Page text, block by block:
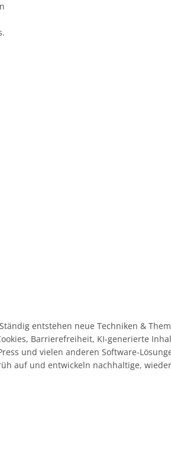
entstehen neue Techniken &
Barrierefreiheit, KI-generierte
und vielen anderen Software-
auf und entwickeln nachhaltige,